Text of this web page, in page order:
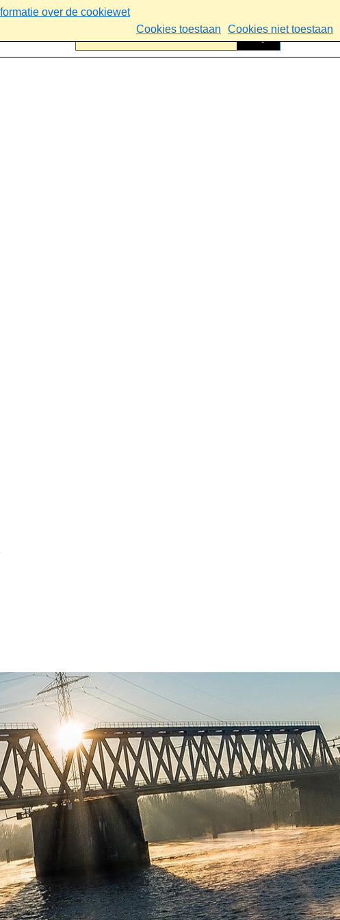
over de cookiewet
Cookies toestaan
Cookies niet toestaan